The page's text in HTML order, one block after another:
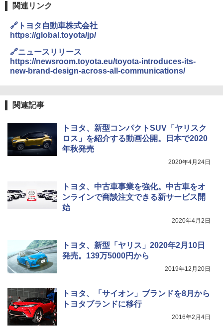
関連リンク
🔗トヨタ自動車株式会社
https://global.toyota/jp/
🔗ニュースリリース
https://newsroom.toyota.eu/toyota-introduces-its-
new-brand-design-across-all-communications/
関連記事
トヨタ、新型コンパクトSUV「ヤリスク
ロス」を紹介する動画公開。日本で2020
年秋発売
2020年4月24日
トヨタ、中古車事業を強化。中古車をオ
ンラインで商談注文できる新サービス開
始
2020年4月2日
トヨタ、新型「ヤリス」2020年2月10日
発売。139万5000円から
2019年12月20日
トヨタ、「サイオン」ブランドを8月から
トヨタブランドに移行
2016年2月4日